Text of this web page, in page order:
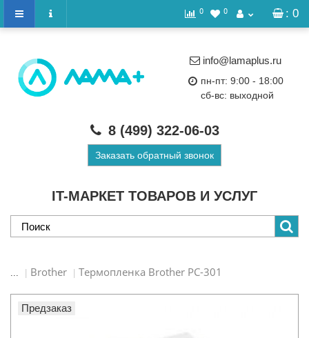
: 0
0 0
IT-МАРКЕТ ТОВАРОВ И УСЛУГ
info@lamaplus.ru
пн-пт: 9:00 - 18:00
сб-вс: выходной
8 (499) 322-06-03
Заказать обратный звонок
... Brother Термопленка Brother PC-301
Предзаказ